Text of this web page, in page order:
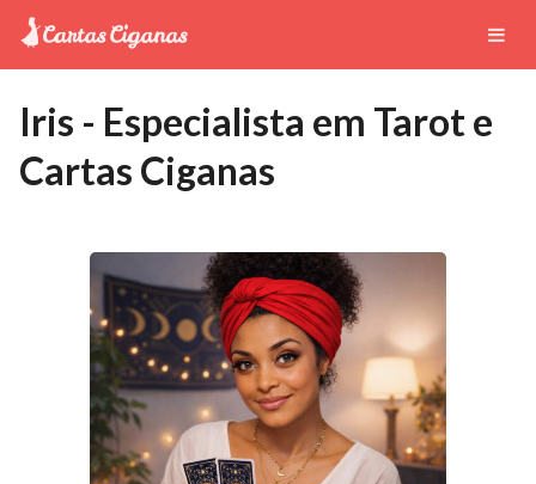
Iris - Especialista em Tarot e
Cartas Ciganas